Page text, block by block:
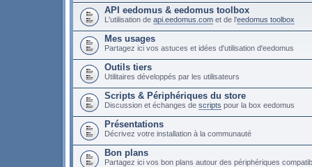
API eedomus & eedomus toolbox
L'utilisation de api.eedomus.com et de l'eedomus toolbox
Mes usages
Partagez ici vos astuces et idées d'utilisation d'eedomus
Outils tiers
Utilitaires développés par les utilisateurs
Scripts & Périphériques du store
Discussion et échanges de scripts pour la box eedomus
Présentations
Décrivez votre installation à la communauté
Bon plans
Partagez ici vos bon plans autour des périphériques